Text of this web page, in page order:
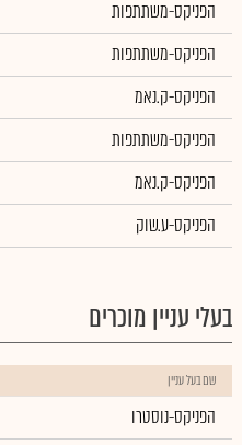
הפניקס-משתתפות
הפניקס-משתתפות
הפניקס-ק.נאמ
הפניקס-משתתפות
הפניקס-ק.נאמ
הפניקס-ע.שוק
בעלי עניין מוכרים
שם בעל עניין
הפניקס-נוסטרו